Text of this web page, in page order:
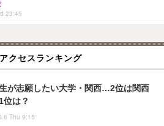
23:45
クセスランキング
が志願したい大学・関西…2位は関西
位は？
Thu 9:15